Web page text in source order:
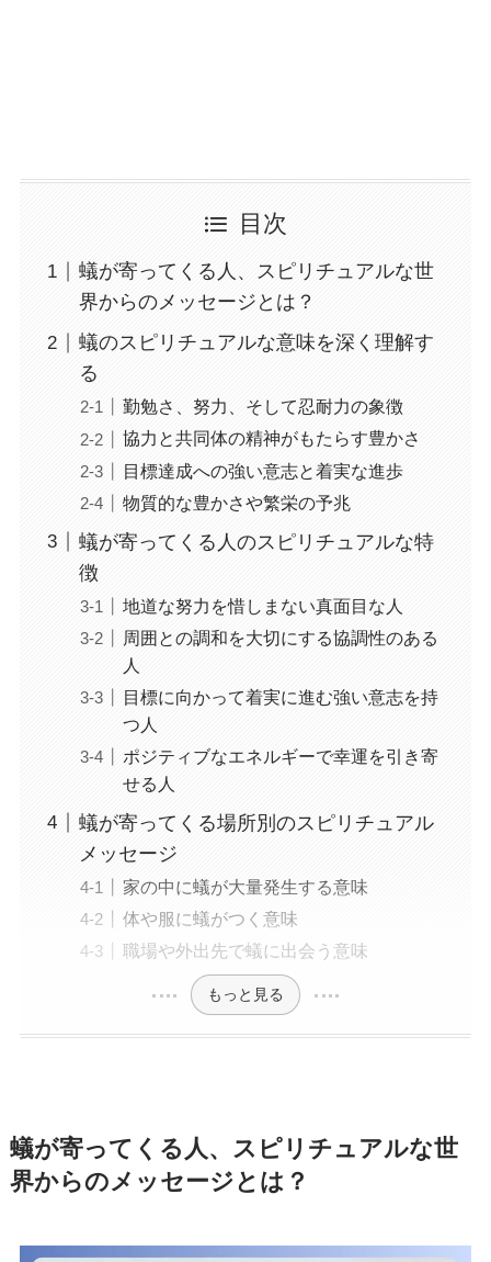
目次
蟻が寄ってくる人、スピリチュアルな世
界からのメッセージとは？
蟻のスピリチュアルな意味を深く理解す
る
勤勉さ、努力、そして忍耐力の象徴
協力と共同体の精神がもたらす豊かさ
目標達成への強い意志と着実な進歩
物質的な豊かさや繁栄の予兆
蟻が寄ってくる人のスピリチュアルな特
徴
地道な努力を惜しまない真面目な人
周囲との調和を大切にする協調性のある
人
目標に向かって着実に進む強い意志を持
つ人
ポジティブなエネルギーで幸運を引き寄
せる人
蟻が寄ってくる場所別のスピリチュアル
メッセージ
家の中に蟻が大量発生する意味
体や服に蟻がつく意味
職場や外出先で蟻に出会う意味
もっと見る
蟻が寄ってくる人、スピリチュアルな世
界からのメッセージとは？